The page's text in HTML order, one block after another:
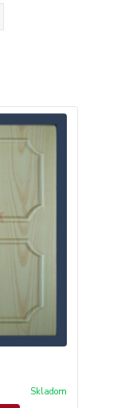
Skladom